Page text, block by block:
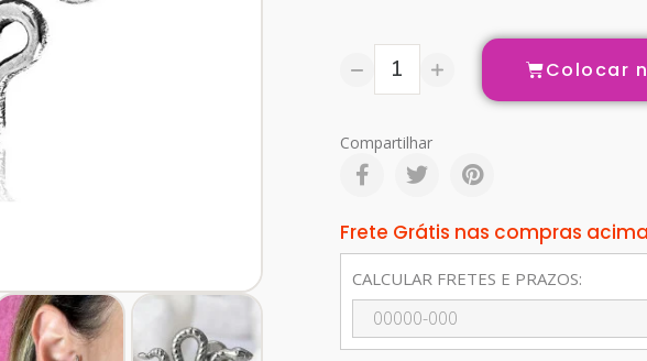
Colocar
Compartilhar
Frete Grátis nas compras
CALCULAR FRETES E PRAZOS: